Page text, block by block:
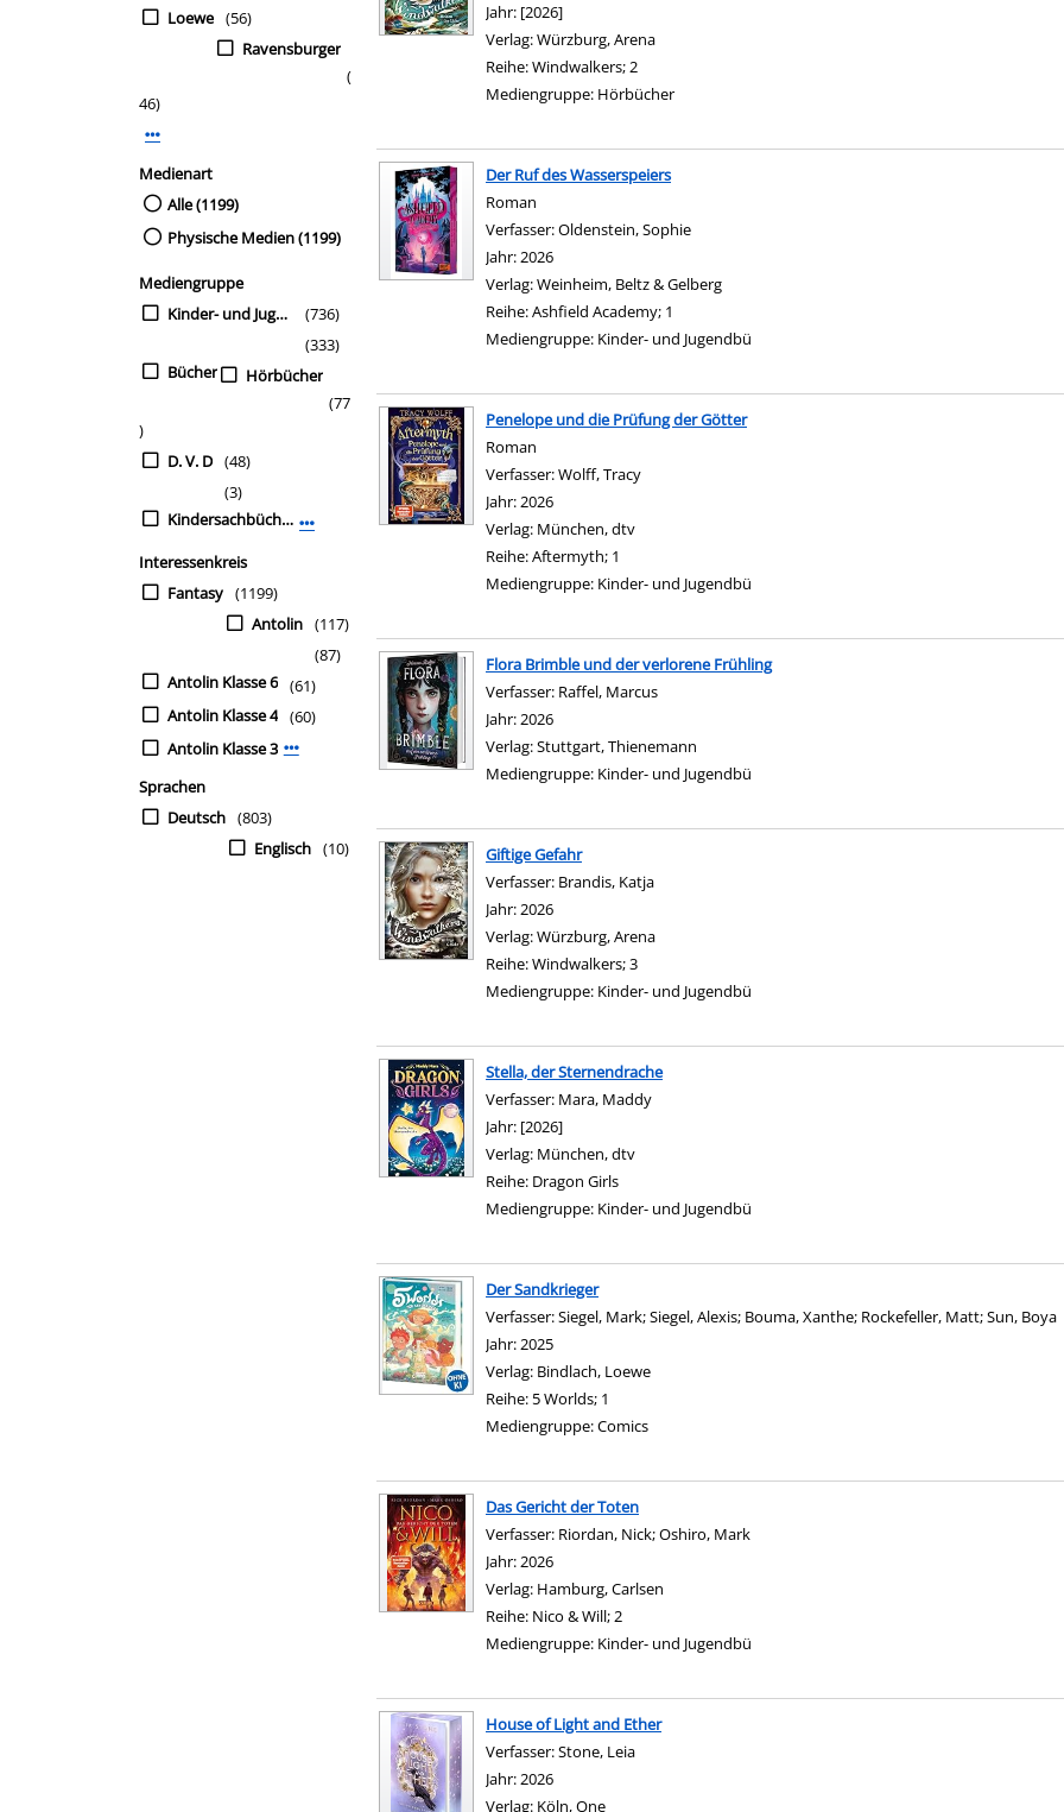
Loewe (56)
Ravensburger
(
46)
Medienart
Alle (1199)
Physische Medien (1199)
Mediengruppe
Kinder- und Jugendbü
(736)
Bücher
(333)
Hörbücher
(77
)
D. V. D (48)
Kindersachbücher
(3)
Mehr Mediengruppe-Filter anzeigen
Interessenkreis
Fantasy (1199)
Antolin (117)
Antolin Klasse 6
(87)
Antolin Klasse 4
(61)
Antolin Klasse 3
(60)
Mehr Interessenkreis-Filter anzeigen
Sprachen
Deutsch (803)
Englisch (10)
Jahr: [2026]
Verlag:Würzburg, Arena
Reihe:Windwalkers; 2
Mediengruppe: Hörbücher
Der Ruf des Wasserspeiers
Roman
Verfasser:Oldenstein, Sophie
Jahr:2026
Verlag:Weinheim, Beltz & Gelberg
Reihe:Ashfield Academy; 1
Mediengruppe: Kinder- und Jugendbü
Penelope und die Prüfung der Götter
Roman
Verfasser:Wolff, Tracy
Jahr:2026
Verlag: München, dtv
Reihe:Aftermyth; 1
Mediengruppe: Kinder- und Jugendbü
Flora Brimble und der verlorene Frühling
Verfasser: Raffel, Marcus
Jahr:2026
Verlag:Stuttgart, Thienemann
Mediengruppe: Kinder- und Jugendbü
Giftige Gefahr
Verfasser: Brandis, Katja
Jahr:2026
Verlag:Würzburg, Arena
Reihe:Windwalkers; 3
Mediengruppe: Kinder- und Jugendbü
Stella, der Sternendrache
Verfasser: Mara, Maddy
Jahr: [2026]
Verlag: München, dtv
Reihe: Dragon Girls
Mediengruppe: Kinder- und Jugendbü
Der Sandkrieger
Verfasser:Siegel, Mark;Siegel, Alexis; Bouma, Xanthe; Rockefeller, Matt;Sun, Boya
Jahr:2025
Verlag: Bindlach, Loewe
Reihe: 5 Worlds; 1
Mediengruppe:Comics
Das Gericht der Toten
Verfasser: Riordan, Nick;Oshiro, Mark
Jahr:2026
Verlag: Hamburg, Carlsen
Reihe: Nico & Will; 2
Mediengruppe: Kinder- und Jugendbü
House of Light and Ether
Verfasser:Stone, Leia
Jahr:2026
Verlag: Köln, One